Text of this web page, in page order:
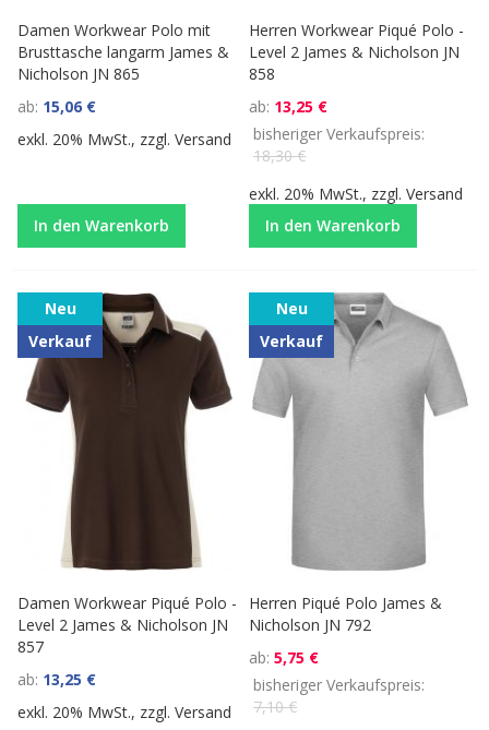
Damen Workwear Polo mit
Brusttasche langarm James &
Nicholson JN 865
ab 15,06 €
exkl. 20% MwSt., zzgl.Versand
In den Warenkorb
Herren Workwear Piqué Polo -
Level 2 James & Nicholson JN
858
ab 13,25 €
bisheriger Verkaufspreis
18,30 €
exkl. 20% MwSt., zzgl.Versand
In den Warenkorb
Neu
Verkauf
Damen Workwear Piqué Polo -
Level 2 James & Nicholson JN
857
ab 13,25 €
exkl. 20% MwSt., zzgl.Versand
Neu
Verkauf
Herren Piqué Polo James &
Nicholson JN 792
ab 5,75 €
bisheriger Verkaufspreis
7,10 €